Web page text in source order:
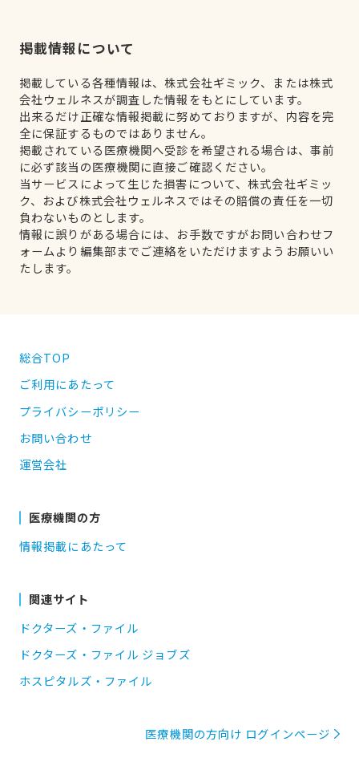
掲載情報について
掲載している各種情報は、株式会社ギミック、または株式
会社ウェルネスが調査した情報をもとにしています。
出来るだけ正確な情報掲載に努めておりますが、内容を完
全に保証するものではありません。
掲載されている医療機関へ受診を希望される場合は、事前
に必ず該当の医療機関に直接ご確認ください。
当サービスによって生じた損害について、株式会社ギミッ
ク、および株式会社ウェルネスではその賠償の責任を一切
負わないものとします。
情報に誤りがある場合には、お手数ですがお問い合わせフ
ォームより編集部までご連絡をいただけますようお願いい
たします。
総合TOP
ご利用にあたって
プライバシーポリシー
お問い合わせ
運営会社
医療機関の方
情報掲載にあたって
関連サイト
ドクターズ・ファイル
ドクターズ・ファイル ジョブズ
ホスピタルズ・ファイル
医療機関の方向け ログインページ